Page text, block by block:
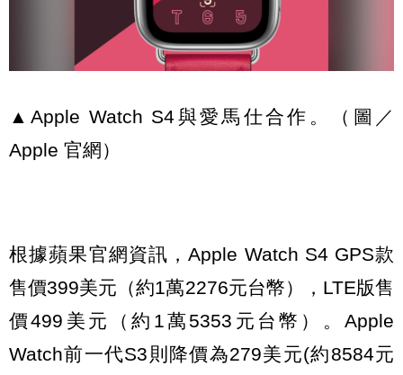
▲Apple Watch S4與愛馬仕合作。（圖／
Apple 官網）
根據蘋果官網資訊，Apple Watch S4 GPS款
售價399美元（約1萬2276元台幣），LTE版售
價499美元（約1萬5353元台幣）。Apple
Watch前一代S3則降價為279美元(約8584元